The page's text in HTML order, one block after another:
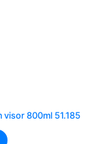
800ml 51.185